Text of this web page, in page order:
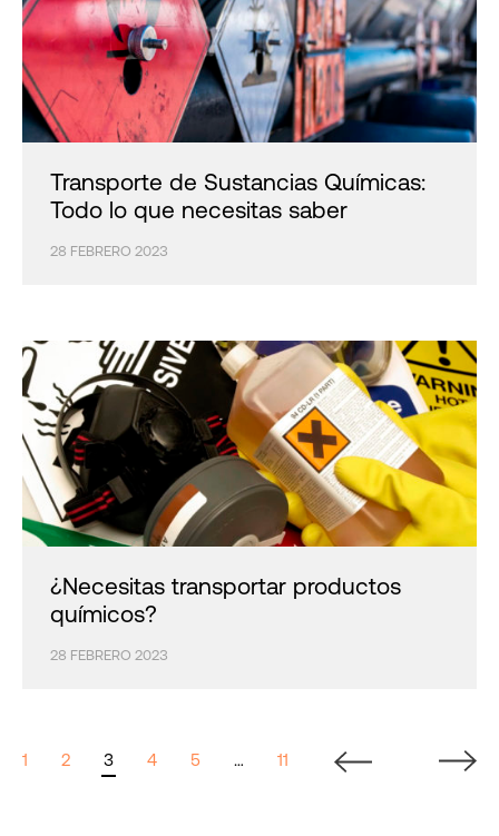
Transporte de Sustancias Químicas:
Todo lo que necesitas saber
28 FEBRERO 2023
¿Necesitas transportar productos
químicos?
28 FEBRERO 2023
1 2 3 4 5 … 11